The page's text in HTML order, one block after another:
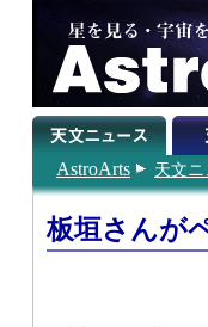
AstroArts 天文ニ
板垣さんが